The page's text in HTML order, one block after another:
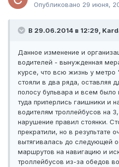
Опубликовано 29 июня,
В 29.06.2014 в 12:29,
Данное изменение и
водителей - вынужденная
курсе, что всю жизнь у метро
стояли в два ряда, оставляя
полосу бульвара и всем
туда приперлись гаишники и
водителям троллейбусов на
нарушение правил стоянки.
прекратили, но в результате
вытягивалась до следующей
маршрутов на навигацию и
троллейбусов из-за обедов